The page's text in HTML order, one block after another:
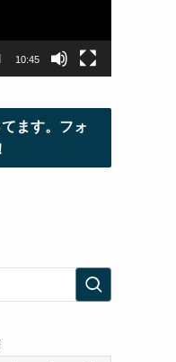
10:45
ます。フォ